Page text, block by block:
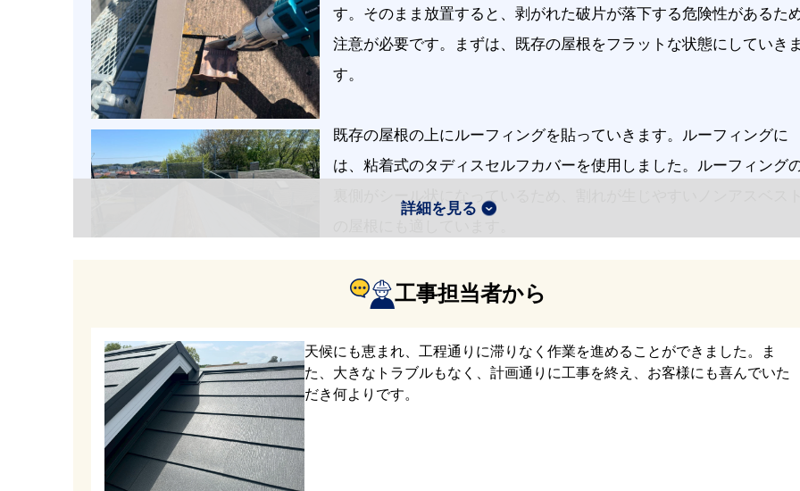
す。そのまま放置すると、剥がれた破片が落下する危険性があるた
注意が必要です。まずは、既存の屋根をフラットな状態にしていき
す。
既存の屋根の上にルーフィングを貼っていきます。ルーフィングに
は、粘着式のタディスセルフカバーを使用しました。ルーフィング
裏側がシール状になっているため、割れが生じやすいノンアスベス
の金属屋根で耐久性や断熱性が高く、弊社でも施工数の多い屋根材
す。
詳細を見る
工事担当者から
天候にも恵まれ、工程通りに滞りなく作業を進めることができました。ま
た、大きなトラブルもなく、計画通りに工事を終え、お客様にも喜んでいた
だき何よりです。